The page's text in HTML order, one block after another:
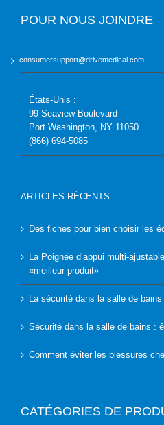
POUR NOUS JOINDRE
consumersupport@drivemedical.com
États-Unis :
99 Seaview Boulevard
Port Washington, NY 11050
(866) 694-5085
ARTICLES RÉCENTS
Des fiches pour bien choisir les
La Poignée d’appui multi-
«meilleur produit»
La sécurité dans la salle de bains
Sécurité dans la salle de bains :
Comment éviter les blessures
CATÉGORIES DE